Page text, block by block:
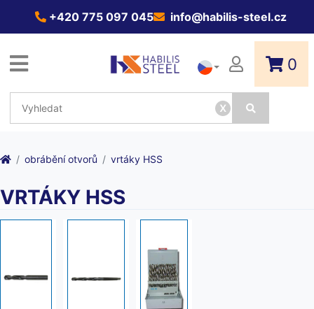
+420 775 097 045 info@habilis-steel.cz
x
0
obrábění otvorů vrtáky HSS
VRTÁKY HSS